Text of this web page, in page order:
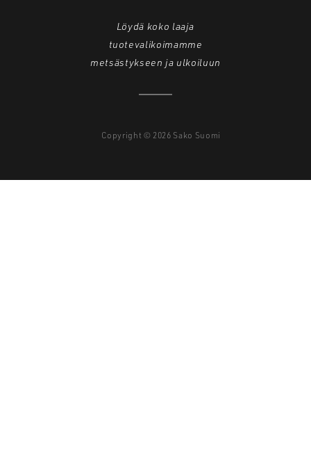
Löydä koko laaja
tuotevalikoimamme
metsästykseen ja ulkoiluun
Copyright © 2026 Sako Suomi